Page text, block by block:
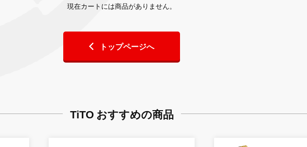
現在カートには商品がありません。
トップページへ
TiTO おすすめの商品